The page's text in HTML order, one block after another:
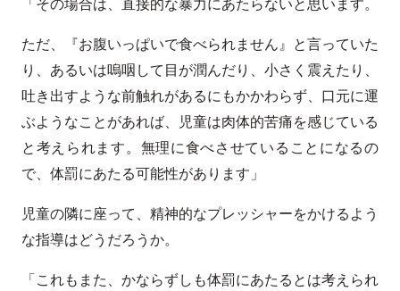
ただ、『お腹いっぱいで食べられません』と言っていた
り、あるいは嗚咽して目が潤んだり、小さく震えたり、
吐き出すような前触れがあるにもかかわらず、口元に運
ぶようなことがあれば、児童は肉体的苦痛を感じている
と考えられます。無理に食べさせていることになるの
で、体罰にあたる可能性があります」
児童の隣に座って、精神的なプレッシャーをかけるよう
な指導はどうだろうか。
「これもまた、かならずしも体罰にあたるとは考えられ